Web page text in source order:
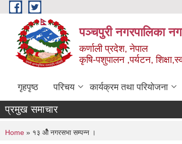
Skip to main content
पञ्चपुरी नगरपालिका
कर्णाली प्रदेश, नेपाल
कृषि-पशुपालन ,पर्यटन,
गृहपृष्ठ परिचय कार्यक्रम तथा परियोजना
प्रमुख समाचार
You are here
Home » १३ औैैे‌ नगरसभा सम्पन्न ।